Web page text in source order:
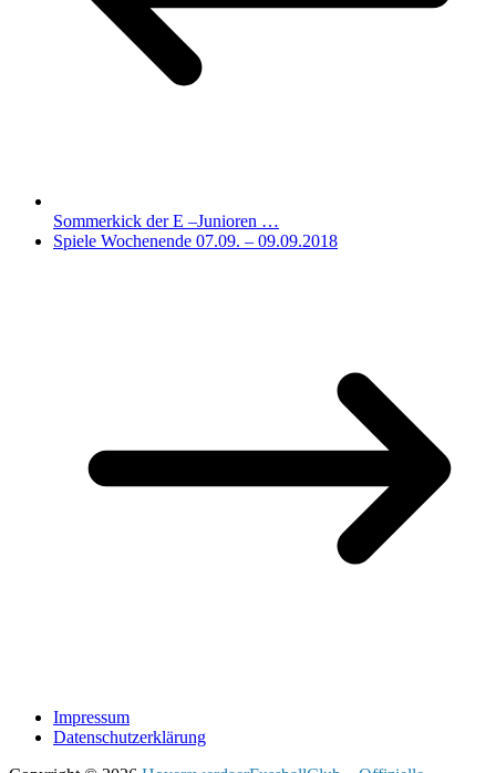
Sommerkick der E –Junioren …
Spiele Wochenende 07.09. – 09.09.2018
Impressum
Datenschutzerklärung